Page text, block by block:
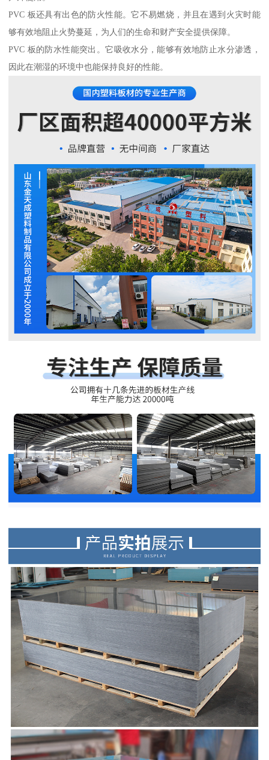
PVC 板还具有出色的防火性能。它不易燃烧，并且在遇到火灾时能
够有效地阻止火势蔓延，为人们的生命和财产安全提供保障。
PVC 板的防水性能突出。它吸收水分，能够有效地防止水分渗透，
因此在潮湿的环境中也能保持良好的性能。